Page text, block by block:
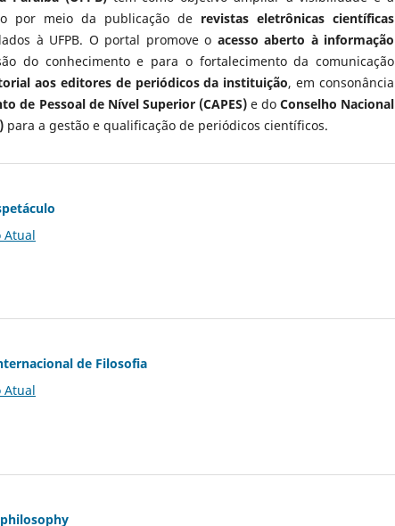
por meio da publicação de revistas eletrônicas científicas
à UFPB. O portal promove o acesso aberto à informação
do conhecimento e para o fortalecimento da comunicação
aos editores de periódicos da instituição, em consonância
de Pessoal de Nível Superior (CAPES)e do Conselho Nacional
para a gestão e qualificação de periódicos científicos.
Atual
de Filosofia
Atual